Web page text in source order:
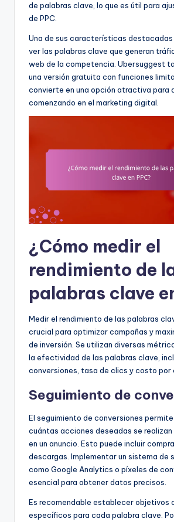
de palabras clave, lo que es útil para
de PPC.
Una de sus características destacadas
ver las palabras clave que generan
web de la competencia. Ubersuggest
una versión gratuita con funciones
convierte en una opción atractiva para
comenzando en el marketing digital.
¿Cómo medir el
rendimiento de
palabras clave
Medir el rendimiento de las palabras
crucial para optimizar campañas y
de inversión. Se utilizan diversas
la efectividad de las palabras clave,
conversiones, tasa de clics y costo por
Seguimiento de
El seguimiento de conversiones
cuántas acciones deseadas se
en un anuncio. Esto puede incluir
descargas. Implementar un sistema de
como Google Analytics o píxeles de
esencial para obtener datos precisos.
Es recomendable establecer objetivos
específicos para cada palabra clave.